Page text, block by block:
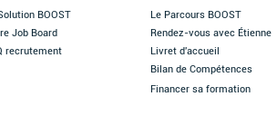
BOOST
Job Board
recrutement
Le Parcours BOOST
Rendez-vous avec Étienne
Livret d'accueil
Bilan de Compétences
Financer sa formation